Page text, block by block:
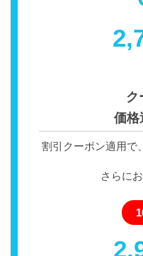
ク
価格
割引クーポン適用で
さらに